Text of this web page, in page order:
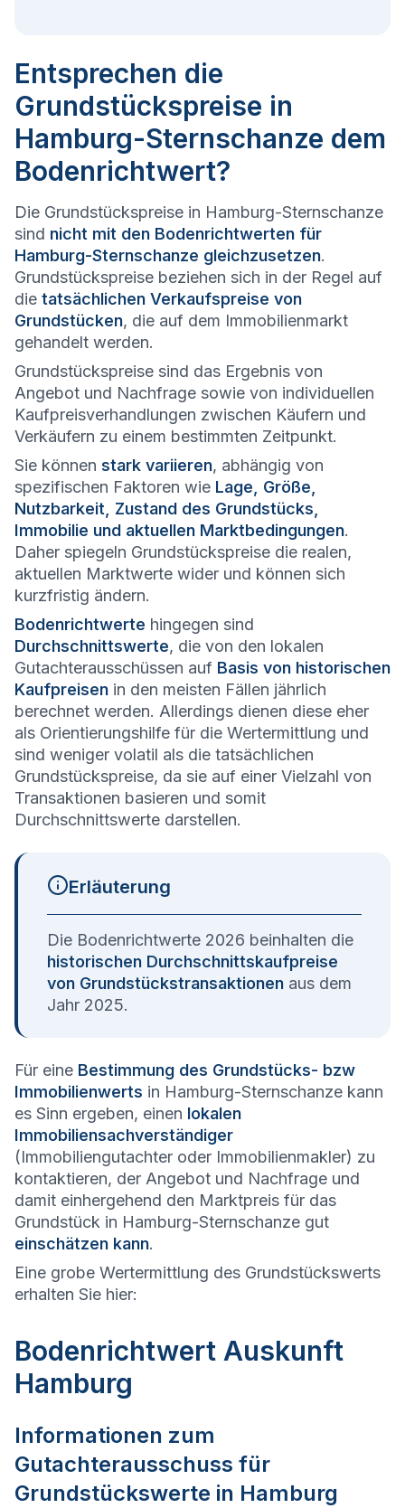
Entsprechen die
Grundstückspreise in
Hamburg-Sternschanze dem
Bodenrichtwert?
Die Grundstückspreise in Hamburg-Sternschanze
sind nicht mit den Bodenrichtwerten für
Hamburg-Sternschanze gleichzusetzen.
Grundstückspreise beziehen sich in der Regel auf
die tatsächlichen Verkaufspreise von
Grundstücken, die auf dem Immobilienmarkt
gehandelt werden.
Grundstückspreise sind das Ergebnis von
Angebot und Nachfrage sowie von individuellen
Kaufpreisverhandlungen zwischen Käufern und
Verkäufern zu einem bestimmten Zeitpunkt.
Sie können stark variieren, abhängig von
spezifischen Faktoren wie Lage, Größe,
Nutzbarkeit, Zustand des Grundstücks,
Immobilie und aktuellen Marktbedingungen.
Daher spiegeln Grundstückspreise die realen,
aktuellen Marktwerte wider und können sich
kurzfristig ändern.
Bodenrichtwerte hingegen sind
Durchschnittswerte, die von den lokalen
Gutachterausschüssen auf Basis von historischen
Kaufpreisen in den meisten Fällen jährlich
berechnet werden. Allerdings dienen diese eher
als Orientierungshilfe für die Wertermittlung und
sind weniger volatil als die tatsächlichen
Grundstückspreise, da sie auf einer Vielzahl von
Transaktionen basieren und somit
Durchschnittswerte darstellen.
Erläuterung
Die Bodenrichtwerte 2026 beinhalten die
historischen Durchschnittskaufpreise
von Grundstückstransaktionen aus dem
Jahr 2025.
Für eine Bestimmung des Grundstücks- bzw
Immobilienwerts in Hamburg-Sternschanze kann
es Sinn ergeben, einen lokalen
Immobiliensachverständiger
(Immobiliengutachter oder Immobilienmakler) zu
kontaktieren, der Angebot und Nachfrage und
damit einhergehend den Marktpreis für das
Grundstück in Hamburg-Sternschanze gut
einschätzen kann.
Eine grobe Wertermittlung des Grundstückswerts
erhalten Sie hier:
Bodenrichtwert Auskunft
Hamburg
Informationen zum
Gutachterausschuss für
Grundstückswerte in Hamburg